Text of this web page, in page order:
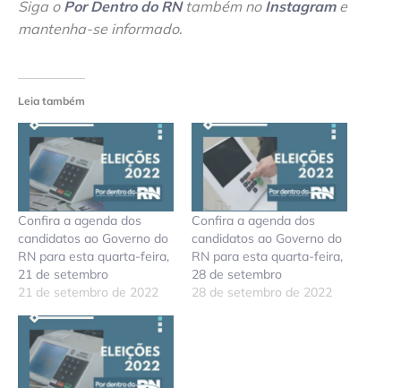
Siga o Por Dentro do RNtambém no Instagrame
mantenha-se informado.
Leia também
Confira a agenda dos
candidatos ao Governo do
RN para esta quarta-feira,
21 de setembro
21 de setembro de 2022
Confira a agenda dos
candidatos ao Governo do
RN para esta quarta-feira,
28 de setembro
28 de setembro de 2022